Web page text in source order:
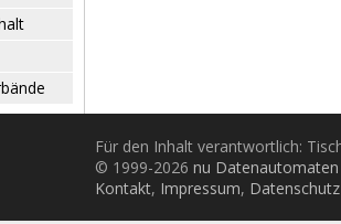
Für den Inhalt verantwortlich:
© 1999-2026 nu
Kontakt, Impressum, Datenschutz